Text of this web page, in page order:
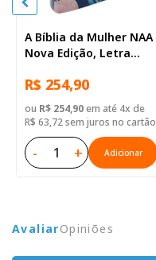
A Bíblia da Mulher NAA
Nova Edição, Letra
para anotação, com
mapa, Capa Couro
Sintético Azul Tulipa
R$ 254,90
ou R$ 254,90em até 4x de
R$ 63,72 sem juros no cartão
- + Adicionar
AvaliarOpiniões